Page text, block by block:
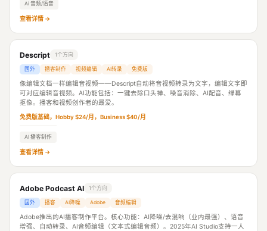
Ai 音频/语音
查看详情 →
Descript 1个方向
国外 播客制作 视频编辑 AI转录 免费版
像编辑文档一样编辑音视频——Descript自动将音视频转录为文字，编辑文字即
可对应编辑音视频。AI功能包括：一键去除口头禅、噪音消除、AI配音、绿幕
抠像。播客和视频创作者的最爱。
免费版基础，Hobby $24/月，Business $40/月
AI 播客制作
查看详情 →
Adobe Podcast AI 1个方向
国外 播客 AI降噪 Adobe 音频编辑
Adobe推出的AI播客制作平台。核心功能：AI降噪/去混响（业内最强）、语音
增强、自动转录、AI音频编辑（文本式编辑音频）。2025年AI Studio支持一人